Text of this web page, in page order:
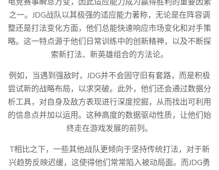
之一。JDG战队以其极强的适应能力著称，无论是在阵容调
整还是打法变化方面，他们总能快速响应市场变化和对手策
略。这一特点源于他们日常训练中的创新精神，以及不断探
索新打法、新英雄组合的方法论。
例如，当遇到强敌时，JDG并不会固守旧有套路，而是积极
尝试新的战略布局，以求突破。此外，他们还会通过数据分
析工具，对自身及敌方表现进行深度挖掘，从而找出可利用
的信息点并加以运用。这种高度的数据驱动性质，让他们始
终走在游戏发展的前列。
T相比之下，一些其他战队更倾向于坚持传统打法，对于新
兴趋势反映迟缓，这使得他们常常陷入被动局面。而JDG勇